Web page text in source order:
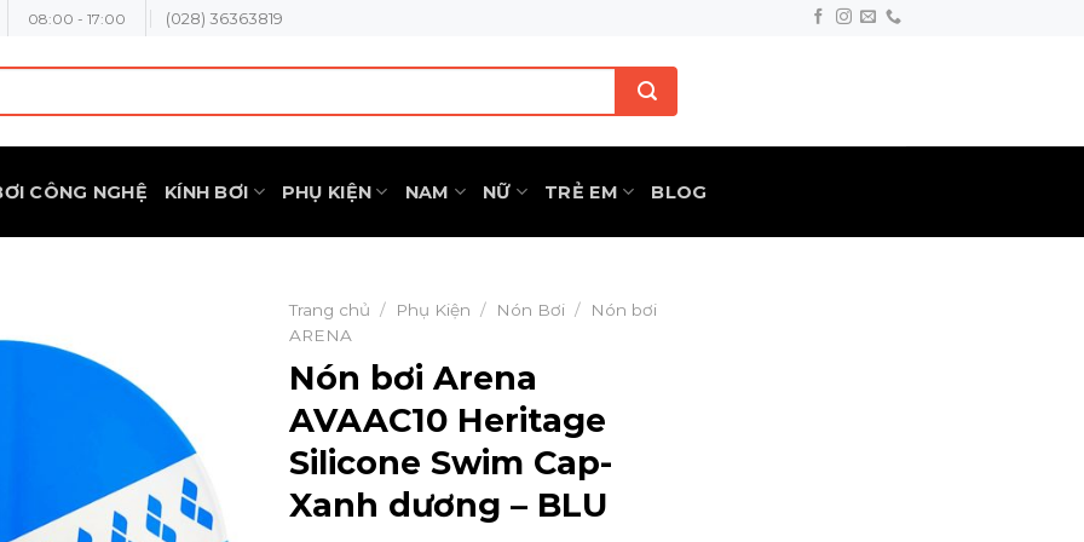
08:00 - 17:00 (028) 36363819
CÔNG NGHỆ KÍNH BƠI PHỤ KIỆN NAM NỮ TRẺ EM BLOG
Trang chủ / Phụ Kiện / Nón Bơi /
Nón bơi
ARENA
Nón bơi Arena
AVAAC10 Heritage
Silicone Swim Cap-
Xanh dương – BLU